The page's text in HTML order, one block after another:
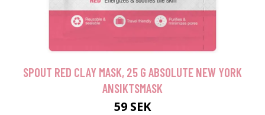
SPOUT RED CLAY MASK, 25 G ABSOLUTE NEW YORK
ANSIKTSMASK
59 SEK